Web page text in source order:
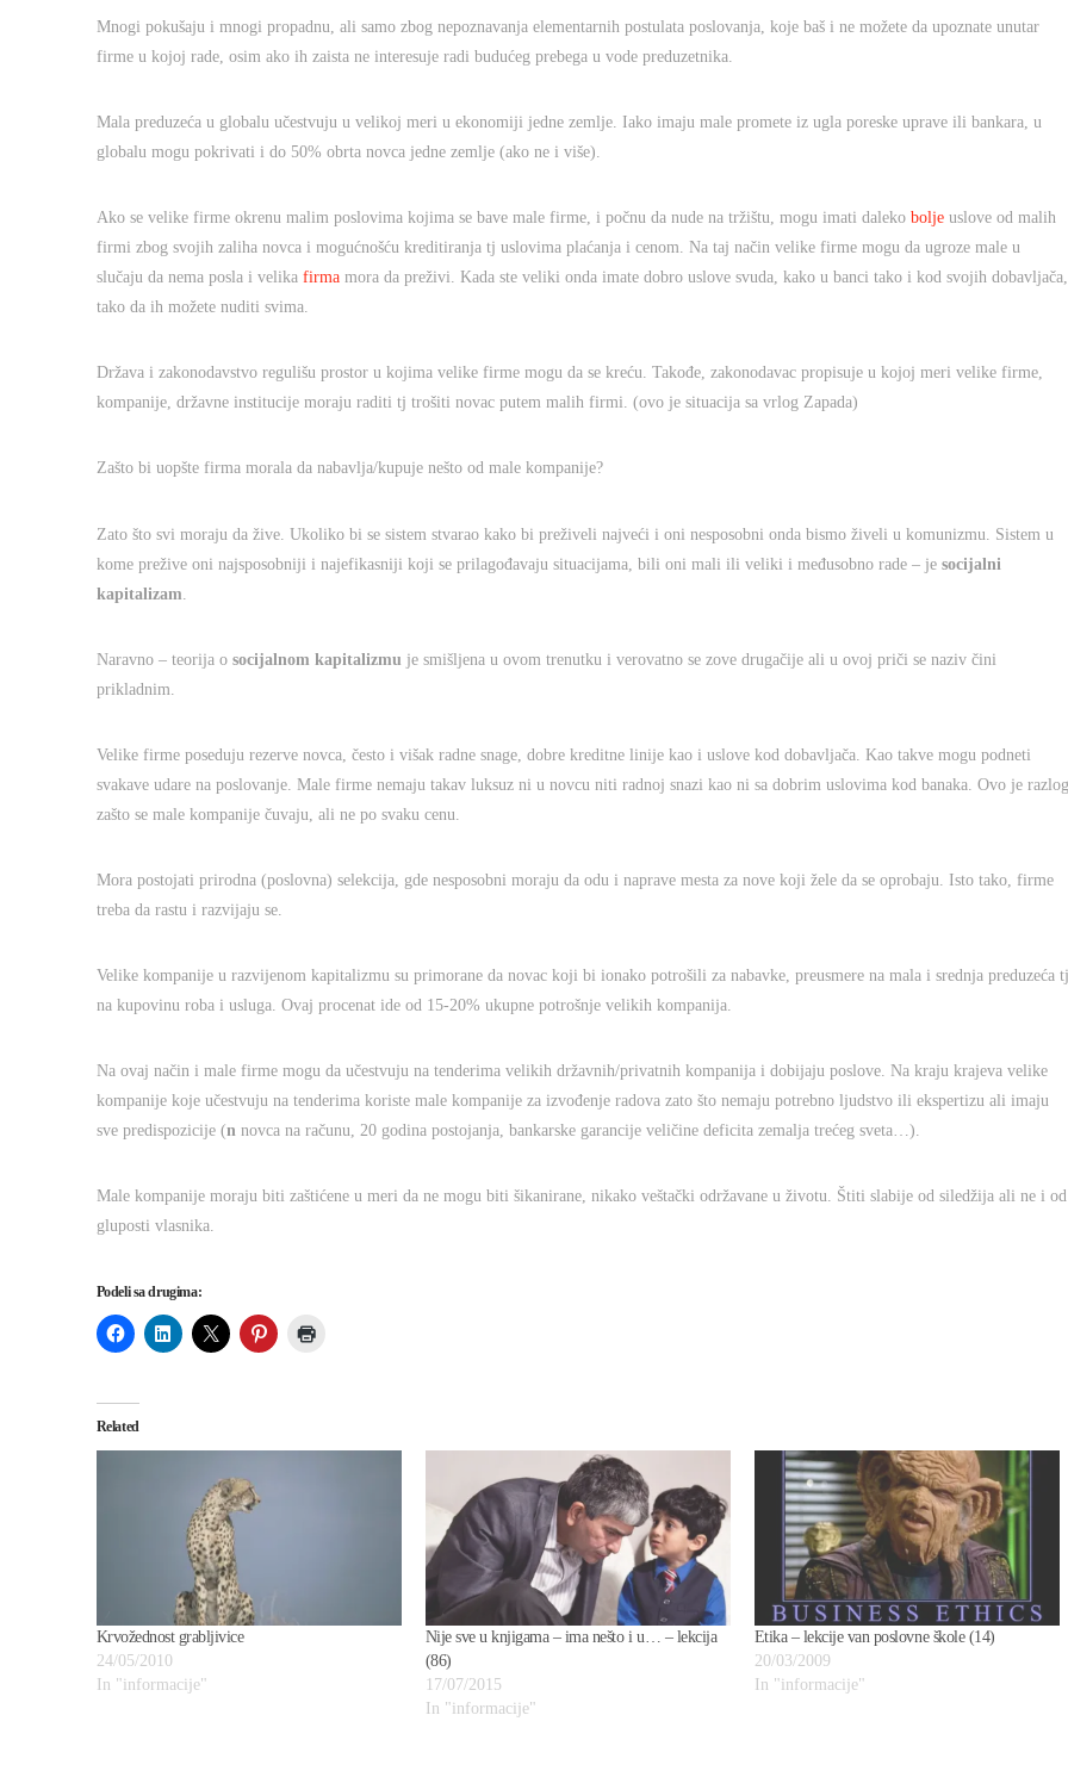
Mnogi pokušaju i mnogi propadnu, ali samo zbog nepoznavanja elementarnih postulata poslovanja, koje baš i ne možete da upoznate unutar
firme u kojoj rade, osim ako ih zaista ne interesuje radi budućeg prebega u vode preduzetnika.
Mala preduzeća u globalu učestvuju u velikoj meri u ekonomiji jedne zemlje. Iako imaju male promete iz ugla poreske uprave ili bankara, u
globalu mogu pokrivati i do 50% obrta novca jedne zemlje (ako ne i više).
Ako se velike firme okrenu malim poslovima kojima se bave male firme, i počnu da nude na tržištu, mogu imati daleko boljeuslove od malih
firmi zbog svojih zaliha novca i mogućnošću kreditiranja tj uslovima plaćanja i cenom. Na taj način velike firme mogu da ugroze male u
slučaju da nema posla i velika firmamora da preživi. Kada ste veliki onda imate dobro uslove svuda, kako u banci tako i kod svojih dobavljača,
tako da ih možete nuditi svima.
Država i zakonodavstvo regulišu prostor u kojima velike firme mogu da se kreću. Takođe, zakonodavac propisuje u kojoj meri velike firme,
kompanije, državne institucije moraju raditi tj trošiti novac putem malih firmi. (ovo je situacija sa vrlog Zapada)
Zašto bi uopšte firma morala da nabavlja/kupuje nešto od male kompanije?
Zato što svi moraju da žive. Ukoliko bi se sistem stvarao kako bi preživeli najveći i oni nesposobni onda bismo živeli u komunizmu. Sistem u
kome prežive oni najsposobniji i najefikasniji koji se prilagođavaju situacijama, bili oni mali ili veliki i međusobno rade – je socijalni
kapitalizam
Naravno – teorija o socijalnom kapitalizmu je smišljena u ovom trenutku i verovatno se zove drugačije ali u ovoj priči se naziv čini
prikladnim.
Velike firme poseduju rezerve novca, često i višak radne snage, dobre kreditne linije kao i uslove kod dobavljača. Kao takve mogu podneti
svakave udare na poslovanje. Male firme nemaju takav luksuz ni u novcu niti radnoj snazi kao ni sa dobrim uslovima kod banaka. Ovo je razlog
zašto se male kompanije čuvaju, ali ne po svaku cenu.
Mora postojati prirodna (poslovna) selekcija, gde nesposobni moraju da odu i naprave mesta za nove koji žele da se oprobaju. Isto tako, firme
treba da rastu i razvijaju se.
Velike kompanije u razvijenom kapitalizmu su primorane da novac koji bi ionako potrošili za nabavke, preusmere na mala i srednja preduzeća tj
na kupovinu roba i usluga. Ovaj procenat ide od 15-20% ukupne potrošnje velikih kompanija.
Na ovaj način i male firme mogu da učestvuju na tenderima velikih državnih/privatnih kompanija i dobijaju poslove. Na kraju krajeva velike
kompanije koje učestvuju na tenderima koriste male kompanije za izvođenje radova zato što nemaju potrebno ljudstvo ili ekspertizu ali imaju
sve predispozicije (nnovca na računu, 20 godina postojanja, bankarske garancije veličine deficita zemalja trećeg sveta…).
Male kompanije moraju biti zaštićene u meri da ne mogu biti šikanirane, nikako veštački održavane u životu. Štiti slabije od siledžija ali ne i od
gluposti vlasnika.
Podeli sa drugima:
Related
Krvožednost grabljivice
24/05/2010
In "informacije"
Nije sve u knjigama – ima nešto i u… – lekcija
(86)
17/07/2015
In "informacije"
Etika – lekcije van poslovne škole (14)
20/03/2009
In "informacije"